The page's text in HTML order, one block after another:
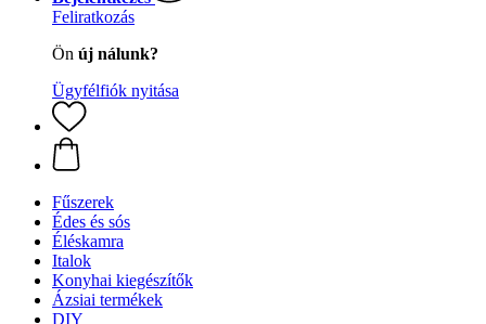
Feliratkozás
Ön új nálunk?
Ügyfélfiók nyitása
Fűszerek
Édes és sós
Éléskamra
Italok
Konyhai kiegészítők
Ázsiai termékek
DIY